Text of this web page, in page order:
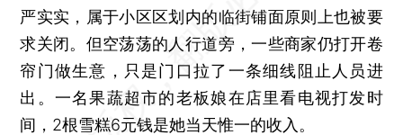
严实实，属于小区区划内的临街铺面原则上也被要
求关闭。但空荡荡的人行道旁，一些商家仍打开卷
帘门做生意，只是门口拉了一条细线阻止人员进
出。一名果蔬超市的老板娘在店里看电视打发时
间，2根雪糕6元钱是她当天惟一的收入。